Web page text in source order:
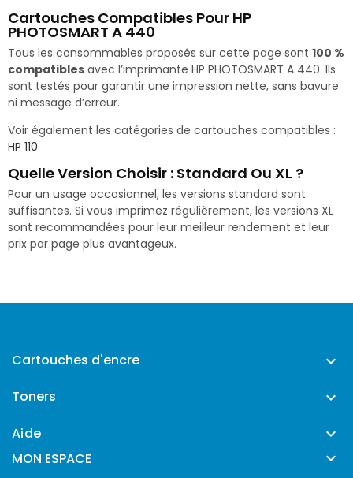
Cartouches Compatibles Pour HP
PHOTOSMART A 440
Tous les consommables proposés sur cette page sont 100 %
compatibles avec l’imprimante HP PHOTOSMART A 440. Ils
sont testés pour garantir une impression nette, sans bavure
ni message d’erreur.
Voir également les catégories de cartouches compatibles :
HP 110
Quelle Version Choisir : Standard Ou XL ?
Pour un usage occasionnel, les versions standard sont
suffisantes. Si vous imprimez régulièrement, les versions XL
sont recommandées pour leur meilleur rendement et leur
prix par page plus avantageux.
Cartouches d'encre 
Toners 
Aide 
MON ESPACE 